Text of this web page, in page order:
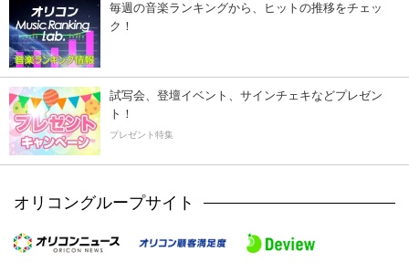
毎週の音楽ランキングから、ヒットの推移をチェッ
ク！
試写会、登壇イベント、サインチェキなどプレゼン
ト！
プレゼント特集
オリコングループサイト